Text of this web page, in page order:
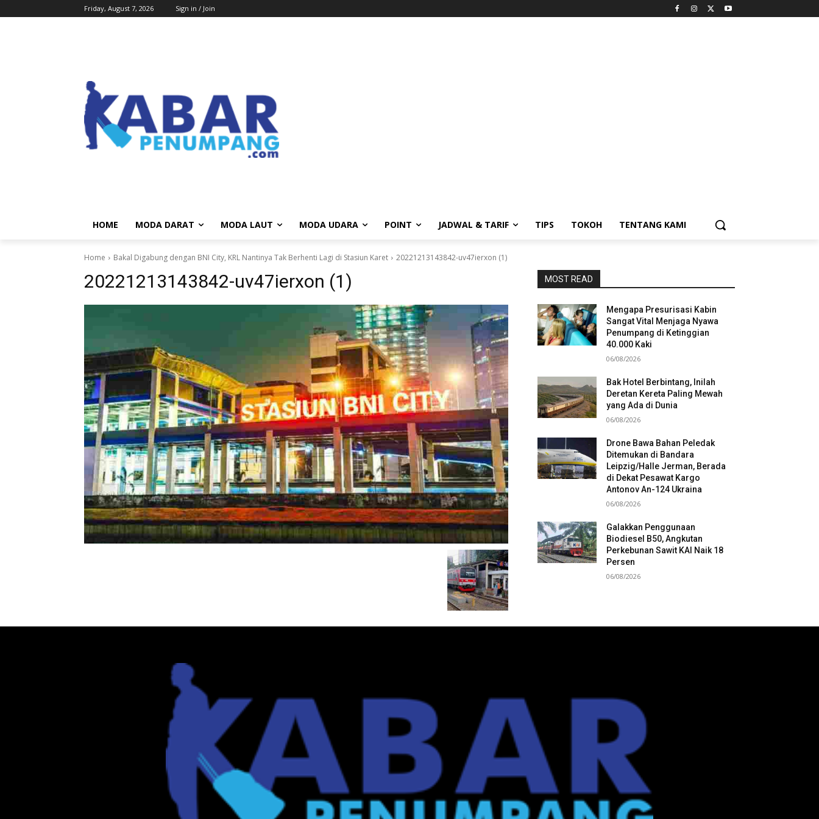
Friday, August 7, 2026 Sign in / Join
HOME MODA DARAT MODA LAUT MODA UDARA POINT JADWAL & TARIF TIPS TOKOH TENTANG KAMI
Home Bakal Digabung dengan BNI City, KRL Nantinya Tak Berhenti Lagi di Stasiun Karet 20221213143842-uv47ierxon (1)
20221213143842-uv47ierxon (1) MOST READ
Mengapa Presurisasi Kabin
Sangat Vital Menjaga Nyawa
Penumpang di Ketinggian
40.000 Kaki
06/08/2026
Bak Hotel Berbintang, Inilah
Deretan Kereta Paling Mewah
yang Ada di Dunia
06/08/2026
Drone Bawa Bahan Peledak
Ditemukan di Bandara
Leipzig/Halle Jerman, Berada
di Dekat Pesawat Kargo
Antonov An-124 Ukraina
06/08/2026
Galakkan Penggunaan
Biodiesel B50, Angkutan
Perkebunan Sawit KAI Naik 18
Persen
06/08/2026